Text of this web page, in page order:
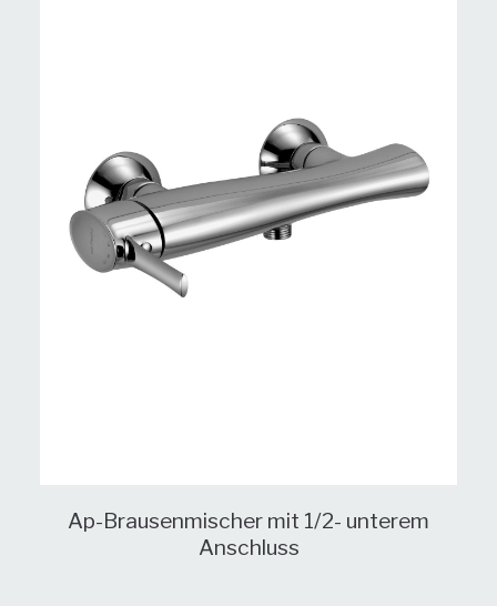
Ap-Brausenmischer mit 1/2- unterem
Anschluss